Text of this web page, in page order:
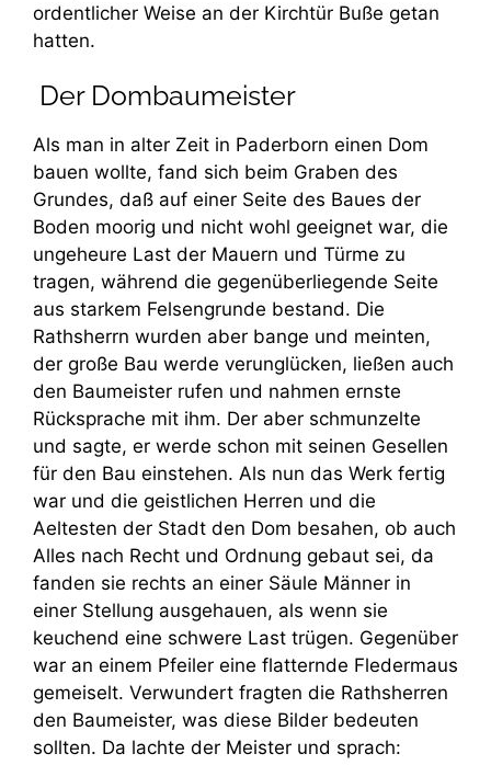
ordentlicher Weise an der Kirchtür Buße getan
hatten.
Der Dombaumeister
Als man in alter Zeit in Paderborn einen Dom
bauen wollte, fand sich beim Graben des
Grundes, daß auf einer Seite des Baues der
Boden moorig und nicht wohl geeignet war, die
ungeheure Last der Mauern und Türme zu
tragen, während die gegenüberliegende Seite
aus starkem Felsengrunde bestand. Die
Rathsherrn wurden aber bange und meinten,
der große Bau werde verunglücken, ließen auch
den Baumeister rufen und nahmen ernste
Rücksprache mit ihm. Der aber schmunzelte
und sagte, er werde schon mit seinen Gesellen
für den Bau einstehen. Als nun das Werk fertig
war und die geistlichen Herren und die
Aeltesten der Stadt den Dom besahen, ob auch
Alles nach Recht und Ordnung gebaut sei, da
fanden sie rechts an einer Säule Männer in
einer Stellung ausgehauen, als wenn sie
keuchend eine schwere Last trügen. Gegenüber
war an einem Pfeiler eine flatternde Fledermaus
gemeiselt. Verwundert fragten die Rathsherren
den Baumeister, was diese Bilder bedeuten
sollten. Da lachte der Meister und sprach: